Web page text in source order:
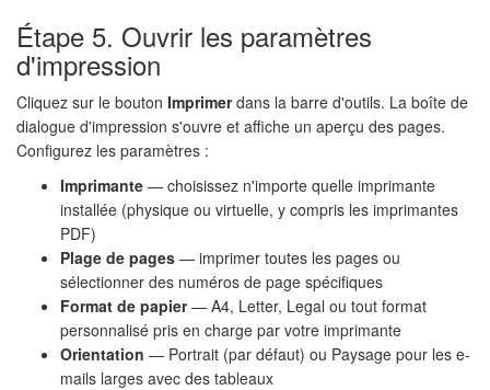
Étape 5. Ouvrir les paramètres
d'impression
Cliquez sur le bouton Imprimerdans la barre d'outils. La boîte de
dialogue d'impression s'ouvre et affiche un aperçu des pages.
Configurez les paramètres :
Imprimante — choisissez n'importe quelle imprimante
installée (physique ou virtuelle, y compris les imprimantes
PDF)
Plage de pages — imprimer toutes les pages ou
sélectionner des numéros de page spécifiques
Format de papier— A4, Letter, Legal ou tout format
personnalisé pris en charge par votre imprimante
Orientation — Portrait (par défaut) ou Paysage pour les e-
mails larges avec des tableaux